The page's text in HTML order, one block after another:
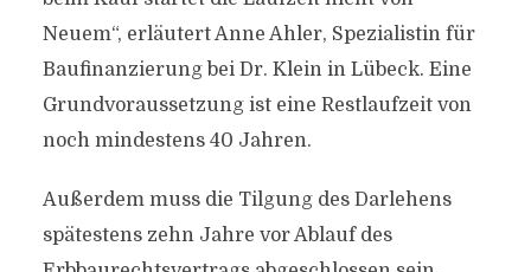
Neuem“, erläutert Anne Ahler, Spezialistin für
Baufinanzierung bei Dr. Klein in Lübeck. Eine
Grundvoraussetzung ist eine Restlaufzeit von
noch mindestens 40 Jahren.
Außerdem muss die Tilgung des Darlehens
spätestens zehn Jahre vor Ablauf des